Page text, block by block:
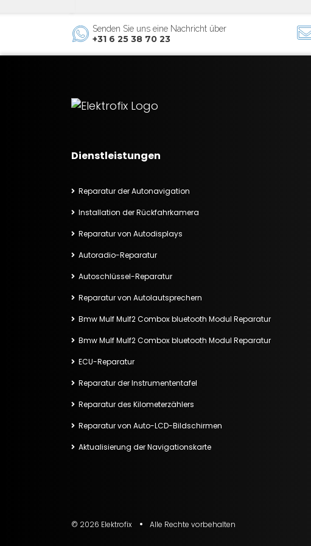
Senden Sie uns eine Nachricht über
+31 6 25 38 70 23
Dienstleistungen
Reparatur der Autonavigation
Installation der Rückfahrkamera
Reparatur von Autodisplays
Autoradio-Reparatur
Autoschlüssel-Reparatur
Reparatur von Autolautsprechern
Bmw Mulf Mulf2 Combox bluetooth Modul Reparatur
Bmw Mulf Mulf2 Combox bluetooth Modul Reparatur
ECU-Reparatur
Reparatur der Instrumententafel
Reparatur des Kilometerzählers
Reparatur von Auto-LCD-Bildschirmen
Aktualisierung der Navigationskarte
© 2026 Elektrofix Alle Rechte vorbehalten